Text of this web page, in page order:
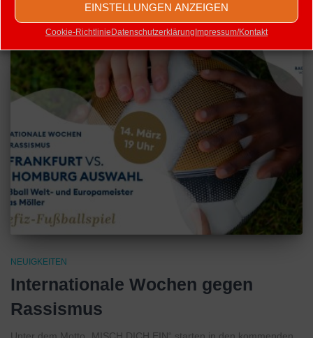
EINSTELLUNGEN ANZEIGEN
Cookie-Richtlinie Datenschutzerklärung Impressum/Kontakt
NEUIGKEITEN
Internationale Wochen gegen
Rassismus